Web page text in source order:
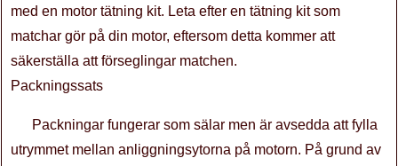
med en motor tätning kit. Leta efter en tätning kit som
matchar gör på din motor, eftersom detta kommer att
säkerställa att förseglingar matchen.
Packningssats
Packningar fungerar som sälar men är avsedda att fylla
utrymmet mellan anliggningsytorna på motorn. På grund av